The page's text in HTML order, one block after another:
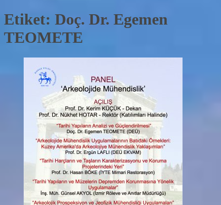
Etiket: Doç. Dr. Egemen
TEOMETE